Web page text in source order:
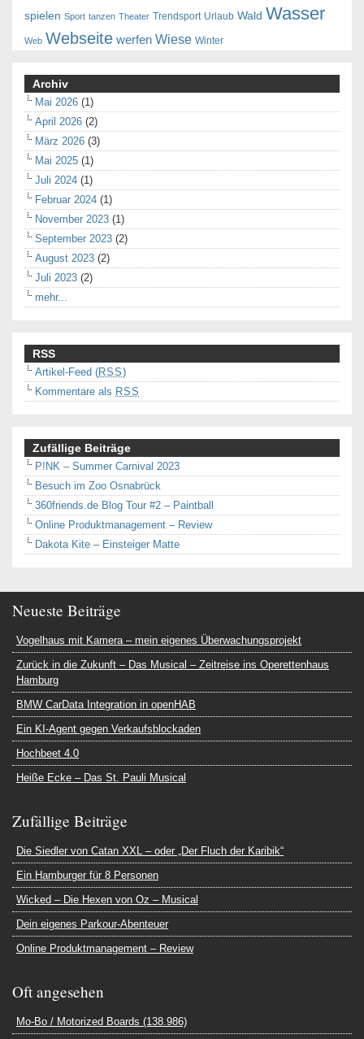
spielen Sport tanzen Theater Trendsport Urlaub Wald Wasser
Web Webseite werfen Wiese Winter
Archiv
Mai 2026 (1)
April 2026 (2)
März 2026 (3)
Mai 2025 (1)
Juli 2024 (1)
Februar 2024 (1)
November 2023 (1)
September 2023 (2)
August 2023 (2)
Juli 2023 (2)
mehr...
RSS
Artikel-Feed (RSS)
Kommentare als RSS
Zufällige Beiträge
P!NK – Summer Carnival 2023
Besuch im Zoo Osnabrück
360friends.de Blog Tour #2 – Paintball
Online Produktmanagement – Review
Dakota Kite – Einsteiger Matte
Neueste Beiträge
Vogelhaus mit Kamera – mein eigenes Überwachungsprojekt
Zurück in die Zukunft – Das Musical – Zeitreise ins Operettenhaus
Hamburg
BMW CarData Integration in openHAB
Ein KI-Agent gegen Verkaufsblockaden
Hochbeet 4.0
Heiße Ecke – Das St. Pauli Musical
Zufällige Beiträge
Die Siedler von Catan XXL – oder „Der Fluch der Karibik“
Ein Hamburger für 8 Personen
Wicked – Die Hexen von Oz – Musical
Dein eigenes Parkour-Abenteuer
Online Produktmanagement – Review
Oft angesehen
Mo-Bo / Motorized Boards (138.986)